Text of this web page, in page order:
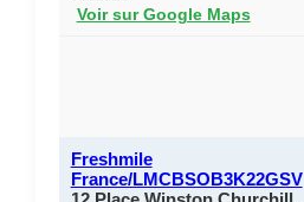
Voir sur Google Maps
Freshmile
France/LMCBSOB3K22GSV